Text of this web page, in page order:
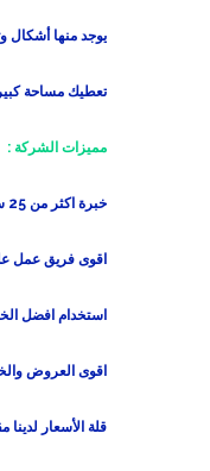
يوجد منها أشكال
تعطيك مساحة
مميزات الشركة :
خبرة اكثر من 25 سنة في مجال تركيب وتصميم البرجولات بأفضل المظاهر
اقوى فريق عمل
استخدام افضل
اقوى العروض
قلة الأسعار